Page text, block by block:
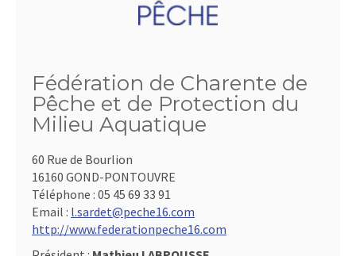
Fédération de Charente de
Pêche et de Protection du
Milieu Aquatique
60 Rue de Bourlion
16160 GOND-PONTOUVRE
Téléphone : 05 45 69 33 91
Email : l.sardet@peche16.com
http://www.federationpeche16.com